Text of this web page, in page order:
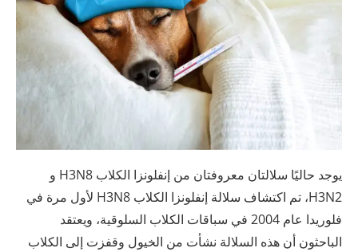
يوجد حاليًا سلالتان معروفتان من إنفلونزا الكلاب H3N8 و
H3N2، تم اكتشاف سلالة إنفلونزا الكلاب H3N8 لأول مرة في
فلوريدا عام 2004 في سباقات الكلاب السلوقية، ويعتقد
الباحثون أن هذه السلالة نشأت من الخيول وقفزت إلى الكلاب